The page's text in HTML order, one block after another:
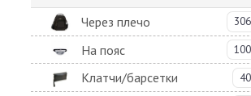
Через плечо
На пояс
Клатчи/барсетки